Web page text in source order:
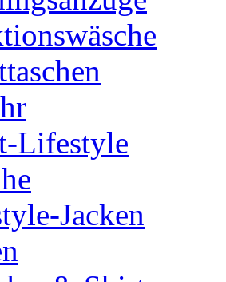
Lifestyle
Jacken